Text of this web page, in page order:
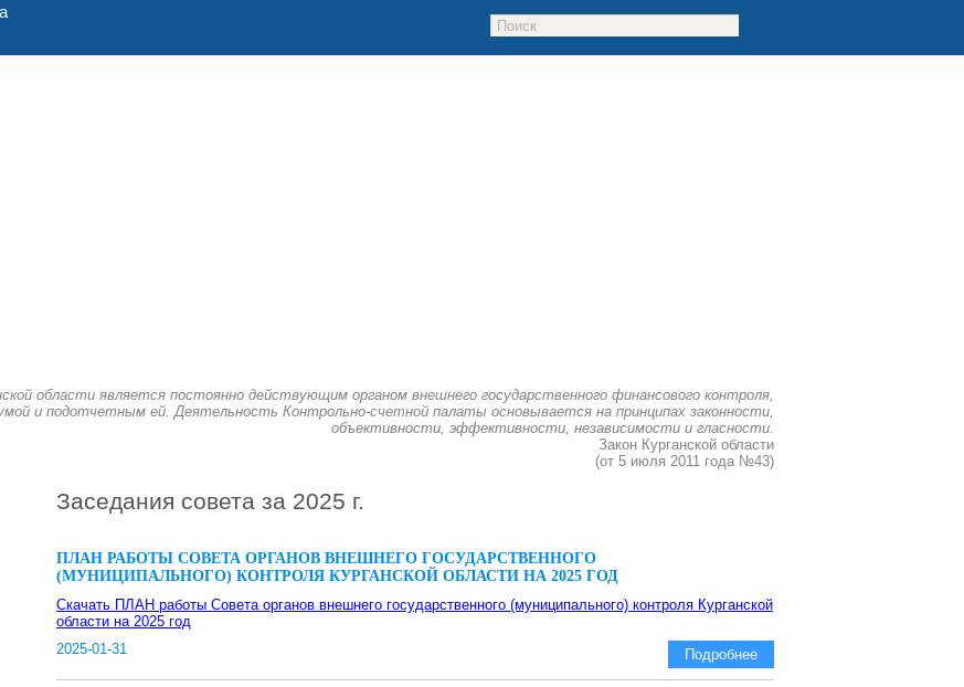
области является постоянно действующим органом внешнего государственного финансового контроля,
и подотчетным ей. Деятельность Контрольно-счетной палаты основывается на принципах законности,
объективности, эффективности, независимости и гласности.
Закон Курганской области
(от 5 июля 2011 года №43)
Заседания совета за 2025 г.
ПЛАН РАБОТЫ СОВЕТА ОРГАНОВ ВНЕШНЕГО ГОСУДАРСТВЕННОГО
(МУНИЦИПАЛЬНОГО) КОНТРОЛЯ КУРГАНСКОЙ ОБЛАСТИ НА 2025 ГОД
Скачать ПЛАН работы Совета органов внешнего государственного (муниципального) контроля Курганской
области на 2025 год
2025-01-31
Подробнее